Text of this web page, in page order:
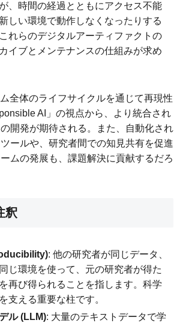
、時間の経過とともにアクセス不能
しい環境で動作しなくなったりする
れらのデジタルアーティファクトの
イブとメンテナンスの仕組みが求め
全体のライフサイクルを通じて再現性
AI」の視点から、より統合され
開発が期待される。また、自動化され
ールや、研究者間での知見共有を促進
ムの発展も、課題解決に貢献するだろ
釈
: 他の研究者が同じデータ、
じ環境を使って、元の研究者が得た
再び得られることを指します。科学
支える重要な柱です。
ル (LLM): 大量のテキストデータで学